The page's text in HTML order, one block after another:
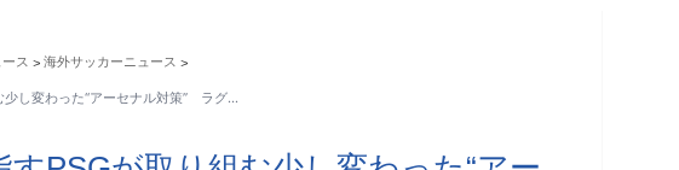
ス > 海外サッカーニュース >
少し変わった“アーセナル対策” ラグ…